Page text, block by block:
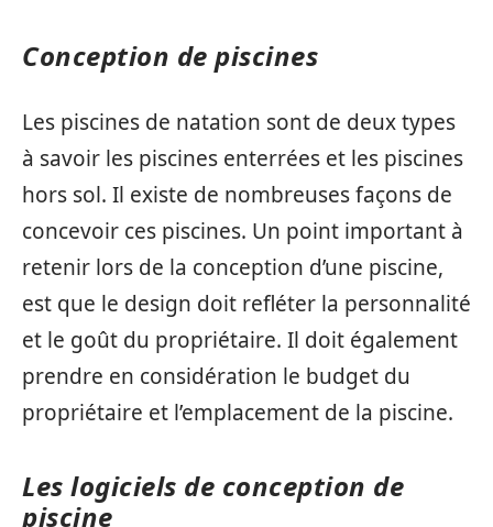
Conception de piscines
Les piscines de natation sont de deux types
à savoir les piscines enterrées et les piscines
hors sol. Il existe de nombreuses façons de
concevoir ces piscines. Un point important à
retenir lors de la conception d’une piscine,
est que le design doit refléter la personnalité
et le goût du propriétaire. Il doit également
prendre en considération le budget du
propriétaire et l’emplacement de la piscine.
Les logiciels de conception de
piscine